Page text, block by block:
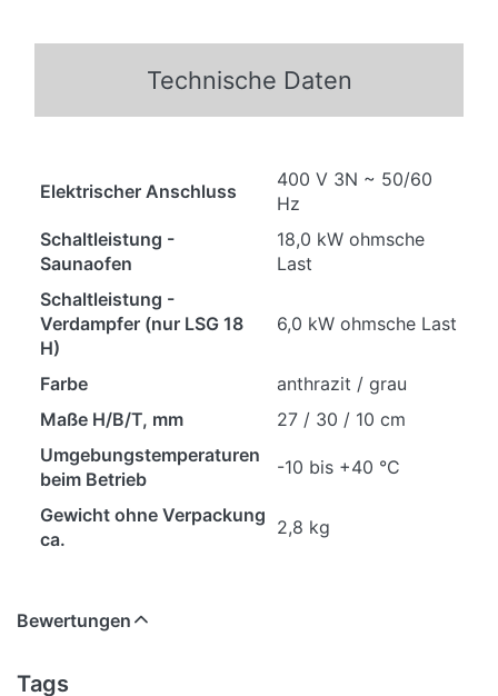
Technische Daten
Elektrischer Anschluss
400 V 3N ~ 50/60
Hz
Schaltleistung -
Saunaofen
18,0 kW ohmsche
Last
Schaltleistung -
Verdampfer (nur LSG 18
H)
6,0 kW ohmsche Last
Farbe
anthrazit / grau
Maße H/B/T, mm
27 / 30 / 10 cm
Umgebungstemperaturen
beim Betrieb
-10 bis +40 °C
Gewicht ohne Verpackung
ca.
2,8 kg
Bewertungen
Tags